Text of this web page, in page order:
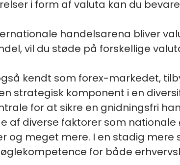
i form af valuta kan du
handelsarena bliver
vil du støde på forskellige
kendt som forex-markedet,
strategisk komponent i en
for at sikre en gnidningsfri
af diverse faktorer som
og meget mere. I en stadig mere
for både